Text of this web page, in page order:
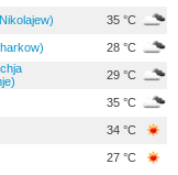
35 °C
28 °C
29 °C
35 °C
34 °C
27 °C